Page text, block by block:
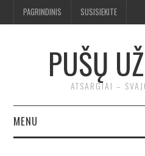
PAGRINDINIS SUSISIEKITE
PUŠŲ
ATSARGIAI –
MENU